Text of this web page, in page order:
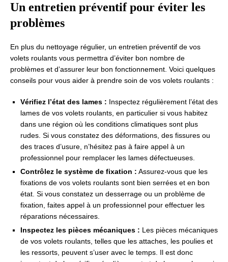
Un entretien préventif pour éviter les
problèmes
En plus du nettoyage régulier, un entretien préventif de vos
volets roulants vous permettra d’éviter bon nombre de
problèmes et d’assurer leur bon fonctionnement. Voici quelques
conseils pour vous aider à prendre soin de vos volets roulants :
Vérifiez l’état des lames : Inspectez régulièrement l’état des
lames de vos volets roulants, en particulier si vous habitez
dans une région où les conditions climatiques sont plus
rudes. Si vous constatez des déformations, des fissures ou
des traces d’usure, n’hésitez pas à faire appel à un
professionnel pour remplacer les lames défectueuses.
Contrôlez le système de fixation : Assurez-vous que les
fixations de vos volets roulants sont bien serrées et en bon
état. Si vous constatez un desserrage ou un problème de
fixation, faites appel à un professionnel pour effectuer les
réparations nécessaires.
Inspectez les pièces mécaniques : Les pièces mécaniques
de vos volets roulants, telles que les attaches, les poulies et
les ressorts, peuvent s’user avec le temps. Il est donc